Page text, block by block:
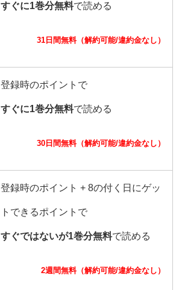
すぐに1巻分無料で読める
31日間無料（解約可能/違約金なし）
登録時のポイントで
すぐに1巻分無料で読める
30日間無料（解約可能/違約金なし）
登録時のポイント + 8の付く日にゲッ
トできるポイントで
すぐではないが1巻分無料で読める
2週間無料（解約可能/違約金なし）